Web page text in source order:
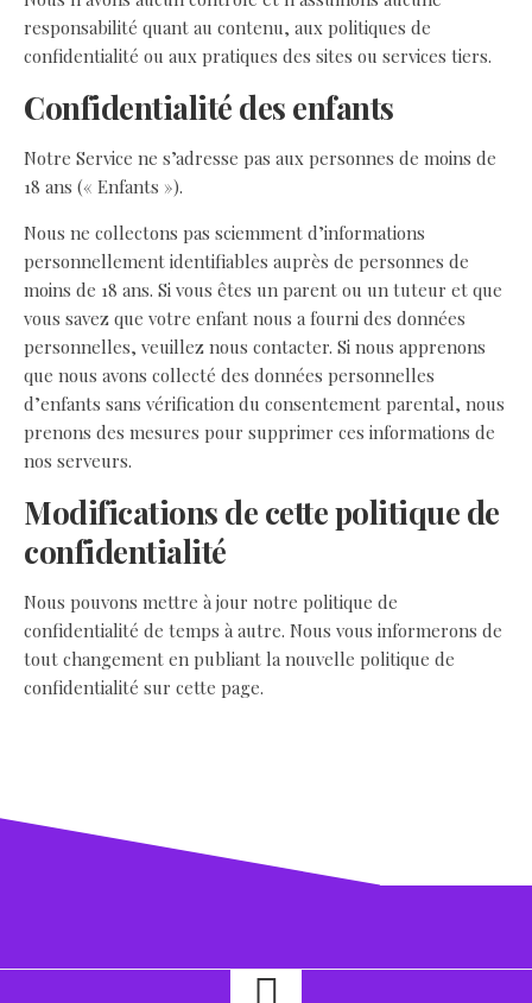
responsabilité quant au contenu, aux politiques de
confidentialité ou aux pratiques des sites ou services tiers.
Confidentialité des enfants
Notre Service ne s’adresse pas aux personnes de moins de
18 ans (« Enfants »).
Nous ne collectons pas sciemment d’informations
personnellement identifiables auprès de personnes de
moins de 18 ans. Si vous êtes un parent ou un tuteur et que
vous savez que votre enfant nous a fourni des données
personnelles, veuillez nous contacter. Si nous apprenons
que nous avons collecté des données personnelles
d’enfants sans vérification du consentement parental, nous
prenons des mesures pour supprimer ces informations de
nos serveurs.
Modifications de cette politique de
confidentialité
Nous pouvons mettre à jour notre politique de
confidentialité de temps à autre. Nous vous informerons de
tout changement en publiant la nouvelle politique de
confidentialité sur cette page.